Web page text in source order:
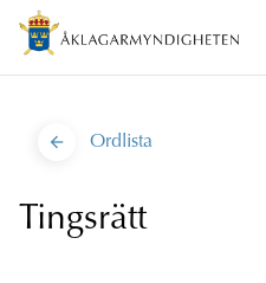
Ordlista
Tingsrätt